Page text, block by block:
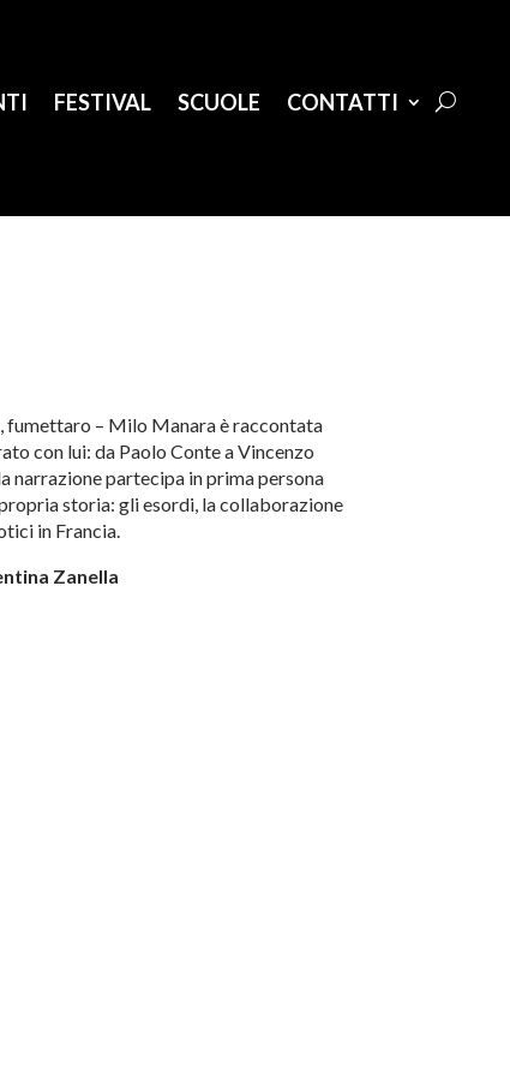
FESTIVAL SCUOLE CONTATTI
fumettaro – Milo Manara è raccontata
con lui: da Paolo Conte a Vincenzo
narrazione partecipa in prima persona
storia: gli esordi, la collaborazione
in Francia.
Zanella